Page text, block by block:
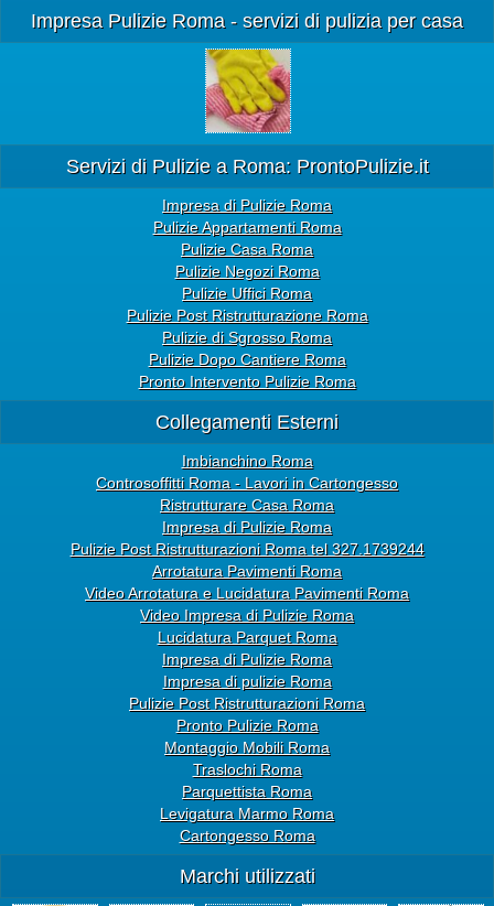
Impresa Pulizie Roma - servizi di pulizia per casa
Servizi di Pulizie a Roma: ProntoPulizie.it
Impresa di Pulizie Roma
Pulizie Appartamenti Roma
Pulizie Casa Roma
Pulizie Negozi Roma
Pulizie Uffici Roma
Pulizie Post Ristrutturazione Roma
Pulizie di Sgrosso Roma
Pulizie Dopo Cantiere Roma
Pronto Intervento Pulizie Roma
Collegamenti Esterni
Imbianchino Roma
Controsoffitti Roma - Lavori in Cartongesso
Ristrutturare Casa Roma
Impresa di Pulizie Roma
Pulizie Post Ristrutturazioni Roma tel 327.1739244
Arrotatura Pavimenti Roma
Video Arrotatura e Lucidatura Pavimenti Roma
Video Impresa di Pulizie Roma
Lucidatura Parquet Roma
Impresa di Pulizie Roma
Impresa di pulizie Roma
Pulizie Post Ristrutturazioni Roma
Pronto Pulizie Roma
Montaggio Mobili Roma
Traslochi Roma
Parquettista Roma
Levigatura Marmo Roma
Cartongesso Roma
Marchi utilizzati